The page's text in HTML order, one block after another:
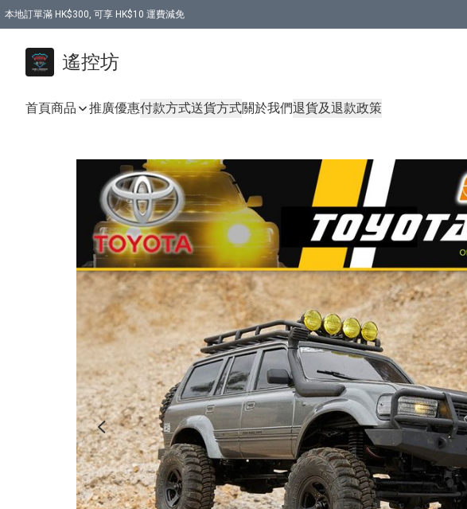
本地訂單滿 HK$300, 可享 HK$10 運費減免
遙控坊
首頁商品 推廣優惠付款方式送貨方式關於我們退貨及退款政策